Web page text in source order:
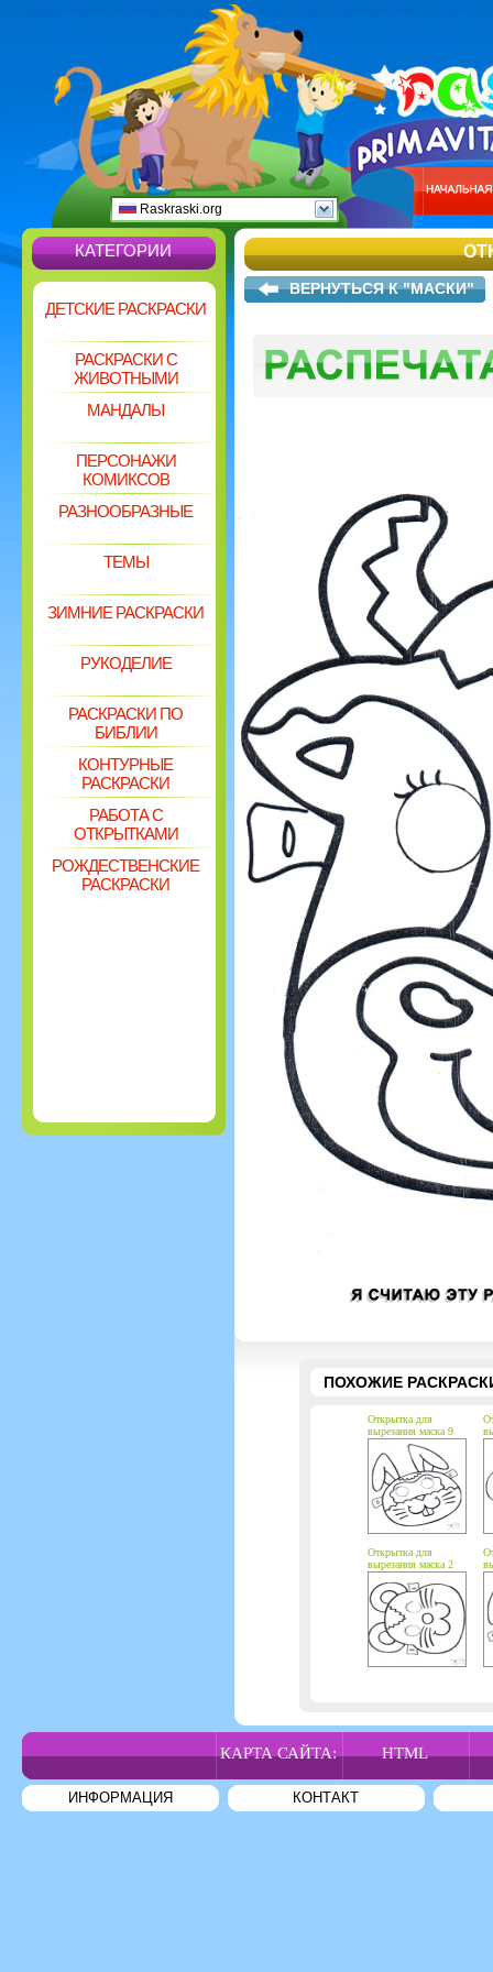
Raskraski.org
КАТЕГОРИИ
ДЕТСКИЕ РАСКРАСКИ
РАСКРАСКИ С
ЖИВОТНЫМИ
МАНДАЛЫ
ПЕРСОНАЖИ
КОМИКСОВ
РАЗНООБРАЗНЫЕ
ТЕМЫ
ЗИМНИЕ РАСКРАСКИ
РУКОДЕЛИЕ
РАСКРАСКИ ПО
БИБЛИИ
КОНТУРНЫЕ
РАСКРАСКИ
РАБОТА С
ОТКРЫТКАМИ
РОЖДЕСТВЕНСКИЕ
РАСКРАСКИ
ВЕРНУТЬСЯ К "МАСКИ"
ПОХОЖИЕ
Открытка для
вырезания маска 9
Открытка для
вырезания маска 2
КАРТА САЙТА: HTML
ИНФОРМАЦИЯ КОНТАКТ